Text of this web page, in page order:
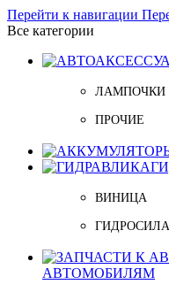
Перейти к навигации
Все категории
ЛАМПОЧКИ
ПРОЧИЕ
ВИНИЦА
ГИДРОСИЛА
АВТОМОБИЛЯМ